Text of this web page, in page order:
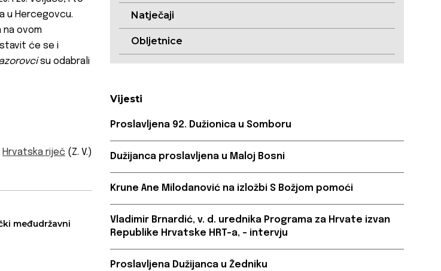
u Hercegovcu.
na ovom
će se i
su odabrali
Hrvatska riječ (Z. V.)
međudržavni
Natječaji
Obljetnice
Vijesti
Proslavljena 92. Dužionica u Somboru
Dužijanca proslavljena u Maloj Bosni
Krune Ane Milodanović na izložbi S Božjom pomoći
Vladimir Brnardić, v. d. urednika Programa za Hrvate izvan
Republike Hrvatske HRT-a, – intervju
Proslavljena Dužijanca u Žedniku